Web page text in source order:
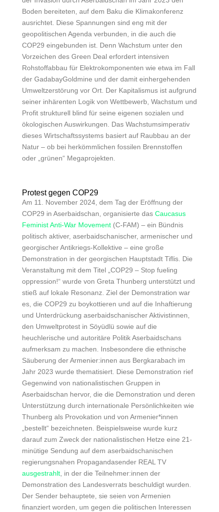
Boden bereiteten, auf dem Baku die Klimakonferenz
ausrichtet. Diese Spannungen sind eng mit der
geopolitischen Agenda verbunden, in die auch die
COP29 eingebunden ist. Denn Wachstum unter den
Vorzeichen des Green Deal erfordert intensiven
Rohstoffabbau für Elektrokomponenten wie etwa im Fall
der GadabayGoldmine und der damit einhergehenden
Umweltzerstörung vor Ort. Der Kapitalismus ist aufgrund
seiner inhärenten Logik von Wettbewerb, Wachstum und
Profit strukturell blind für seine eigenen sozialen und
ökologischen Auswirkungen. Das Wachstumsimperativ
dieses Wirtschaftssystems basiert auf Raubbau an der
Natur – ob bei herkömmlichen fossilen Brennstoffen
oder „grünen“ Megaprojekten.
Protest gegen COP29
Am 11. November 2024, dem Tag der Eröffnung der
COP29 in Aserbaidschan, organisierte das Caucasus
Feminist Anti-War Movement(C-FAM) – ein Bündnis
politisch aktiver, aserbaidschanischer, armenischer und
georgischer Antikriegs-Kollektive – eine große
Demonstration in der georgischen Hauptstadt Tiflis. Die
Veranstaltung mit dem Titel „ COP29 – Stop fueling
oppression!“ wurde von Greta Thunberg unterstützt und
stieß auf lokale Resonanz. Ziel der Demonstration war
es, die COP29 zu boykottieren und auf die Inhaftierung
und Unterdrückung aserbaidschanischer Aktivistinnen,
den Umweltprotest in Söyüdlü sowie auf die
heuchlerische und autoritäre Politik Aserbaidschans
aufmerksam zu machen. Insbesondere die ethnische
Säuberung der Armenier:innen aus Bergkarabach im
Jahr 2023 wurde thematisiert. Diese Demonstration rief
Gegenwind von nationalistischen Gruppen in
Aserbaidschan hervor, die die Demonstration und deren
Unterstützung durch internationale Persönlichkeiten wie
Thunberg als Provokation und von Armenier*innen
„bestellt“ bezeichneten. Beispielsweise wurde kurz
darauf zum Zweck der nationalistischen Hetze eine 21-
minütige Sendung auf dem aserbaidschanischen
regierungsnahen Propagandasender REAL TV
ausgestrahlt, in der die Teilnehmer:innen der
Demonstration des Landesverrats beschuldigt wurden.
Der Sender behauptete, sie seien von Armenien
finanziert worden, um gegen die politischen Interessen